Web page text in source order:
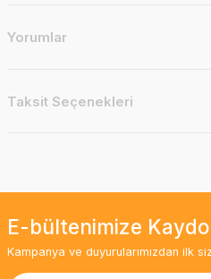
Yorumlar
Taksit Seçenekleri
E-bültenimize
Kampanya ve duyurularımızdan ilk